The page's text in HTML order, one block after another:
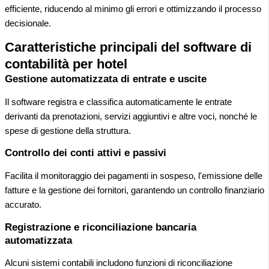
efficiente, riducendo al minimo gli errori e ottimizzando il processo
decisionale.
Caratteristiche principali del software di
contabilità per hotel
Gestione automatizzata di entrate e uscite
Il software registra e classifica automaticamente le entrate
derivanti da prenotazioni, servizi aggiuntivi e altre voci, nonché le
spese di gestione della struttura.
Controllo dei conti attivi e passivi
Facilita il monitoraggio dei pagamenti in sospeso, l'emissione delle
fatture e la gestione dei fornitori, garantendo un controllo finanziario
accurato.
Registrazione e riconciliazione bancaria
automatizzata
Alcuni sistemi contabili includono funzioni di riconciliazione